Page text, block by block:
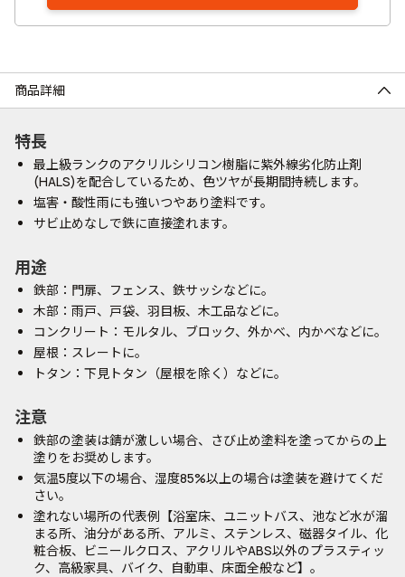
商品詳細
特長
最上級ランクのアクリルシリコン樹脂に紫外線劣化防止剤
(HALS)を配合しているため、色ツヤが長期間持続します。
塩害・酸性雨にも強いつやあり塗料です。
サビ止めなしで鉄に直接塗れます。
用途
鉄部：門扉、フェンス、鉄サッシなどに。
木部：雨戸、戸袋、羽目板、木工品などに。
コンクリート：モルタル、ブロック、外かべ、内かべなどに。
屋根：スレートに。
トタン：下見トタン（屋根を除く）などに。
注意
鉄部の塗装は錆が激しい場合、さび止め塗料を塗ってからの上
塗りをお奨めします。
気温5度以下の場合、湿度85%以上の場合は塗装を避けてくだ
さい。
塗れない場所の代表例【浴室床、ユニットバス、池など水が溜
まる所、油分がある所、アルミ、ステンレス、磁器タイル、化
粧合板、ビニールクロス、アクリルやABS以外のプラスティッ
ク、高級家具、バイク、自動車、床面全般など】。